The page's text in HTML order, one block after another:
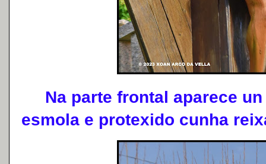
Na parte frontal aparece un
esmola e protexido cunha